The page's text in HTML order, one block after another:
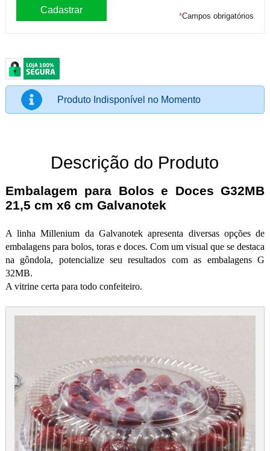
*Campos obrigatórios
Produto Indisponível no Momento
Descrição do Produto
Embalagem para Bolos e Doces G32MB
21,5 cm x6 cm Galvanotek
A linha Millenium da Galvanotek apresenta diversas opções de
embalagens para bolos, toras e doces. Com um visual que se destaca
na gôndola, potencialize seu resultados com as embalagens G
32MB.
A vitrine certa para todo confeiteiro.